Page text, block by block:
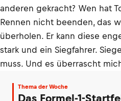
anderen gekracht? Wen hat
Rennen nicht beenden, das
überholen. Er kann diese
stark und ein Siegfahrer.
muss. Und es überrascht
Thema der Woche
Das Formel-1-